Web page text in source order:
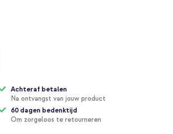
Achteraf betalen
Na ontvangst van jouw product
60 dagen bedenktijd
Om zorgeloos te retourneren